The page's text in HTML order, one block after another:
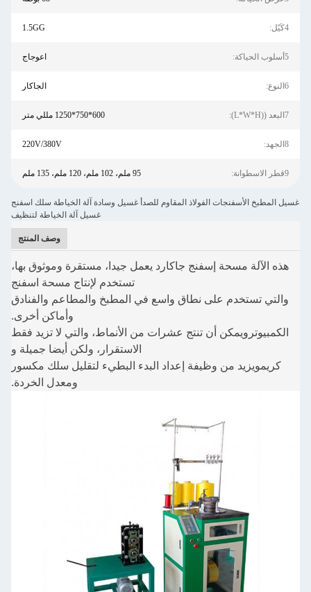
4كَيّل: 1.5GG
5أسلوب الحياكة: اعوجاج
6النوع: الجاكار
7البعد ((L*W*H): 600*750*1250 مللي متر
8الجهد: 220V/380V
9قطر الاسطوانة: 95 ملم، 102 ملم، 120 ملم، 135 ملم
غسيل المطبخ الأسفنجات الفولاذ المقاوم للصدأ غسيل وسادة آلة الخياطة سلك اسفنج
غسيل آلة الخياطة لتنظيف
وصف المنتج
هذه الآلة مسحة إسفنج جاكارد يعمل جيدا، مستقرة وموثوق بها،
تستخدم لإنتاج مسحة اسفنج
والتي تستخدم على نطاق واسع في المطبخ والمطاعم والفنادق
وأماكن أخرى.
الكمبيوتر ويمكن أن تنتج عشرات من الأنماط، والتي لا تزيد فقط
الاستقرار، ولكن أيضا جميلة و
كريمويزيد من وظيفة إعداد البدء البطيء لتقليل سلك مكسور
ومعدل الخردة.